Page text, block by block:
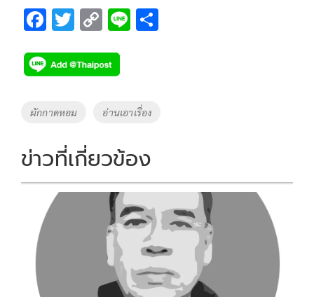
F
e
b
o
k
T
tt
er
C
p
y
Li
k
Li
Tags
ผักกาดหอม อ่านเอาเรื่อง
ข่าวที่เกี่ยวข้อง